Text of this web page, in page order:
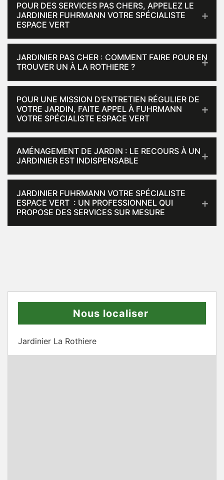
POUR DES SERVICES PAS CHERS, APPELEZ LE
JARDINIER FUHRMANN VOTRE SPÉCIALISTE
ESPACE VERT
JARDINIER PAS CHER : COMMENT FAIRE POUR EN
TROUVER UN À LA ROTHIERE ?
POUR UNE MISSION D’ENTRETIEN RÉGULIER DE
VOTRE JARDIN, FAITE APPEL À FUHRMANN
VOTRE SPÉCIALISTE ESPACE VERT
AMÉNAGEMENT DE JARDIN : LE RECOURS À UN
JARDINIER EST INDISPENSABLE
JARDINIER FUHRMANN VOTRE SPÉCIALISTE
ESPACE VERT : UN PROFESSIONNEL QUI
PROPOSE DES SERVICES SUR MESURE
Nous localiser
Jardinier La Rothiere